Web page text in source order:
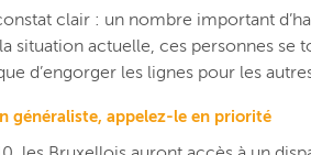
clair : un nombre important
situation actuelle, ces personnes se
d’engorger les lignes pour les
généraliste, appelez-le en priorité